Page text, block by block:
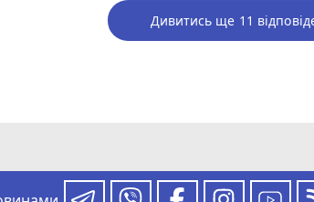
Дивитись ще 11